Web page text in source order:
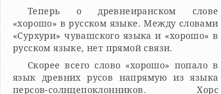
Теперь о древнеиранском слове
«хорошо» в русском языке. Между словами
«Сурхури» чувашского языка и «хорошо» в
русском языке, нет прямой связи.
Скорее всего слово «хорошо» попало в
язык древних русов напрямую из языка
персов-солнцепоклонников. Хорс